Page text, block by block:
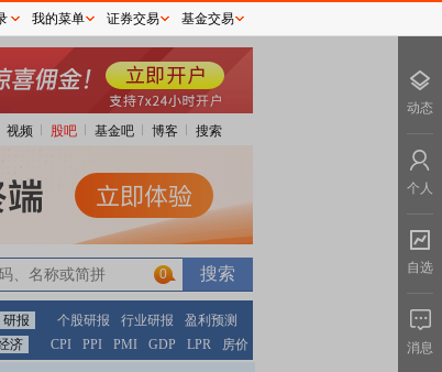
视频 股吧 基金吧 博客 搜索
0
研报 个股研报 行业研报
盈利预测
济 CPI PPI PMI GDP LPR 房价
我的菜单 证券交易 基金交易
动态
个人
自选
消息